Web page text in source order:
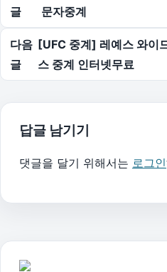
글
문자중계
다음
글
[UFC 중계] 레예스 와이
스 중계 인터넷무료
답글 남기기
댓글을 달기 위해서는 로그인